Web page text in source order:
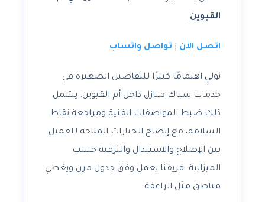
القيوين.
اتصل الآن تواصل واتساب
نولي اهتمامًا كبيرًا للتفاصيل الصغيرة في
خدمات سباك منازل داخل أم القيوين. يشمل
ذلك ضبط المواصفات الفنية ومراجعة نقاط
السلامة، مع إيضاح الخيارات المتاحة للعميل
بين الإصلاح والاستبدال والترقية حسب
الميزانية. فريقنا يعمل وفق جدول مرن ويغطي
مناطق مثل الراعفة.